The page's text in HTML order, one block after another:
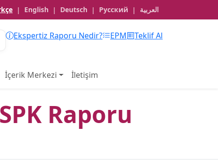
| English | Deutsch | Русский | العربية
Ekspertiz Raporu Nedir? EPM Teklif Al
İçerik Merkezi İletişim
Raporu